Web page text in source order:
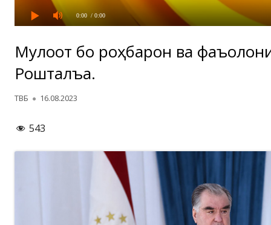
0:00 / 0:00
Мулоқот бо роҳбарон ва
Роштқалъа.
Автор
ТВБ Опубликовано
16.08.2023
543